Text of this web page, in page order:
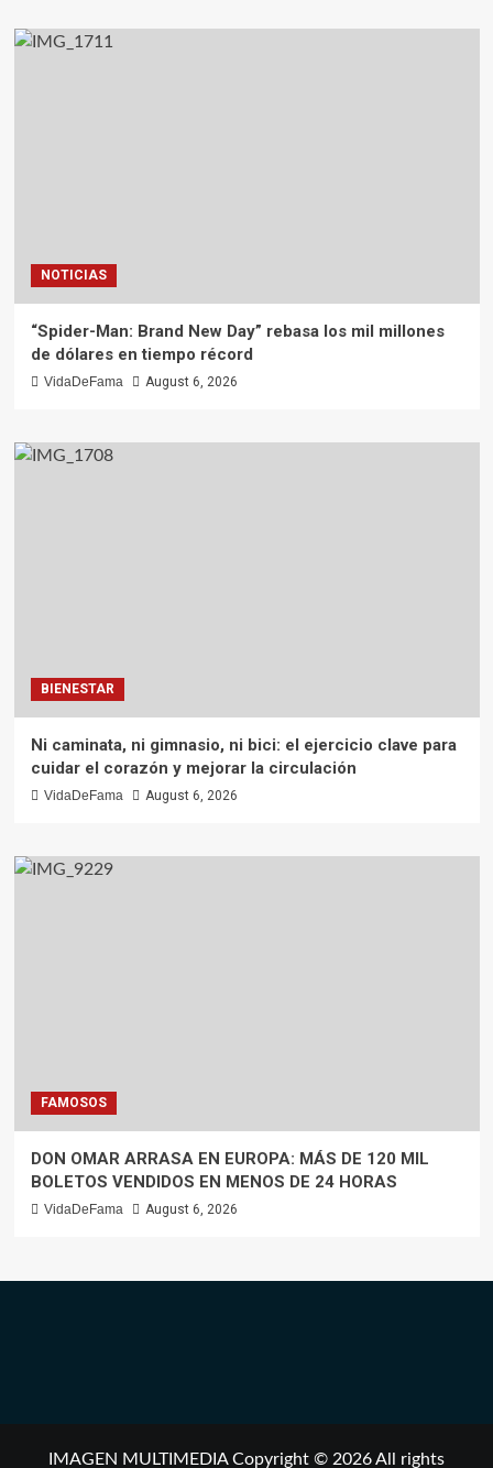
NOTICIAS
“Spider-Man: Brand New Day” rebasa los mil millones
de dólares en tiempo récord
VidaDeFama August 6, 2026
BIENESTAR
Ni caminata, ni gimnasio, ni bici: el ejercicio clave para
cuidar el corazón y mejorar la circulación
VidaDeFama August 6, 2026
FAMOSOS
DON OMAR ARRASA EN EUROPA: MÁS DE 120 MIL
BOLETOS VENDIDOS EN MENOS DE 24 HORAS
VidaDeFama August 6, 2026
IMAGEN MULTIMEDIA Copyright © 2026 All rights